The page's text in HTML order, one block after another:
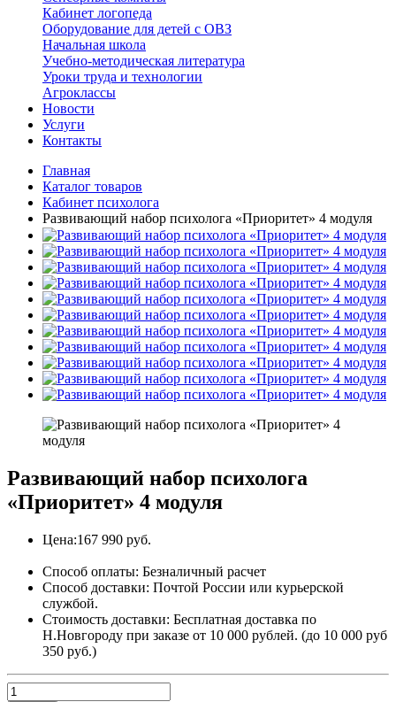
Кабинет логопеда
Оборудование для детей с ОВЗ
Начальная школа
Учебно-методическая литература
Уроки труда и технологии
Агроклассы
Новости
Услуги
Контакты
Главная
Каталог товаров
Кабинет психолога
Развивающий набор психолога «Приоритет» 4 модуля
Развивающий набор психолога
«Приоритет» 4 модуля
Цена:167 990 руб.
Способ оплаты: Безналичный расчет
Способ доставки: Почтой России или курьерской
службой.
Стоимость доставки: Бесплатная доставка по
Н.Новгороду при заказе от 10 000 рублей. (до 10 000 руб
350 руб.)